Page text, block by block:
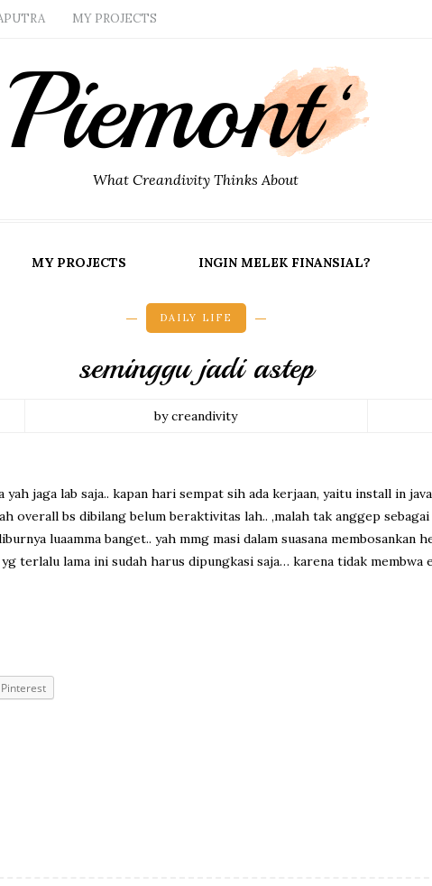
MY PROJECTS
What Creandivity Thinks About
MY PROJECTS INGIN MELEK FINANSIAL?
DAILY LIFE
seminggu jadi astep
by creandivity
jaga lab saja.. kapan hari sempat sih ada kerjaan, yaitu install in
overall bs dibilang belum beraktivitas lah.. ,malah tak anggep
luaamma banget.. yah mmg masi dalam suasana membosankan
terlalu lama ini sudah harus dipungkasi saja… karena tidak
Pinterest